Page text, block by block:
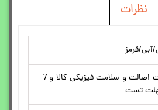
نظرات
قرمز
ضمانت اصالت و سلامت فیزیکی کالا و 7
تست